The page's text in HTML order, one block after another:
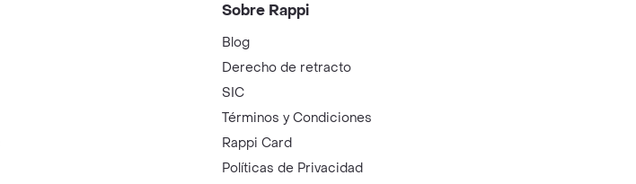
Sobre Rappi
Blog
Derecho de retracto
SIC
Términos y Condiciones
Rappi Card
Políticas de Privacidad